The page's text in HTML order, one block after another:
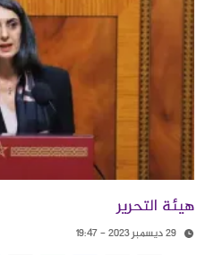
هيئة التحرير
29 ديسمبر 2023 - 19:47